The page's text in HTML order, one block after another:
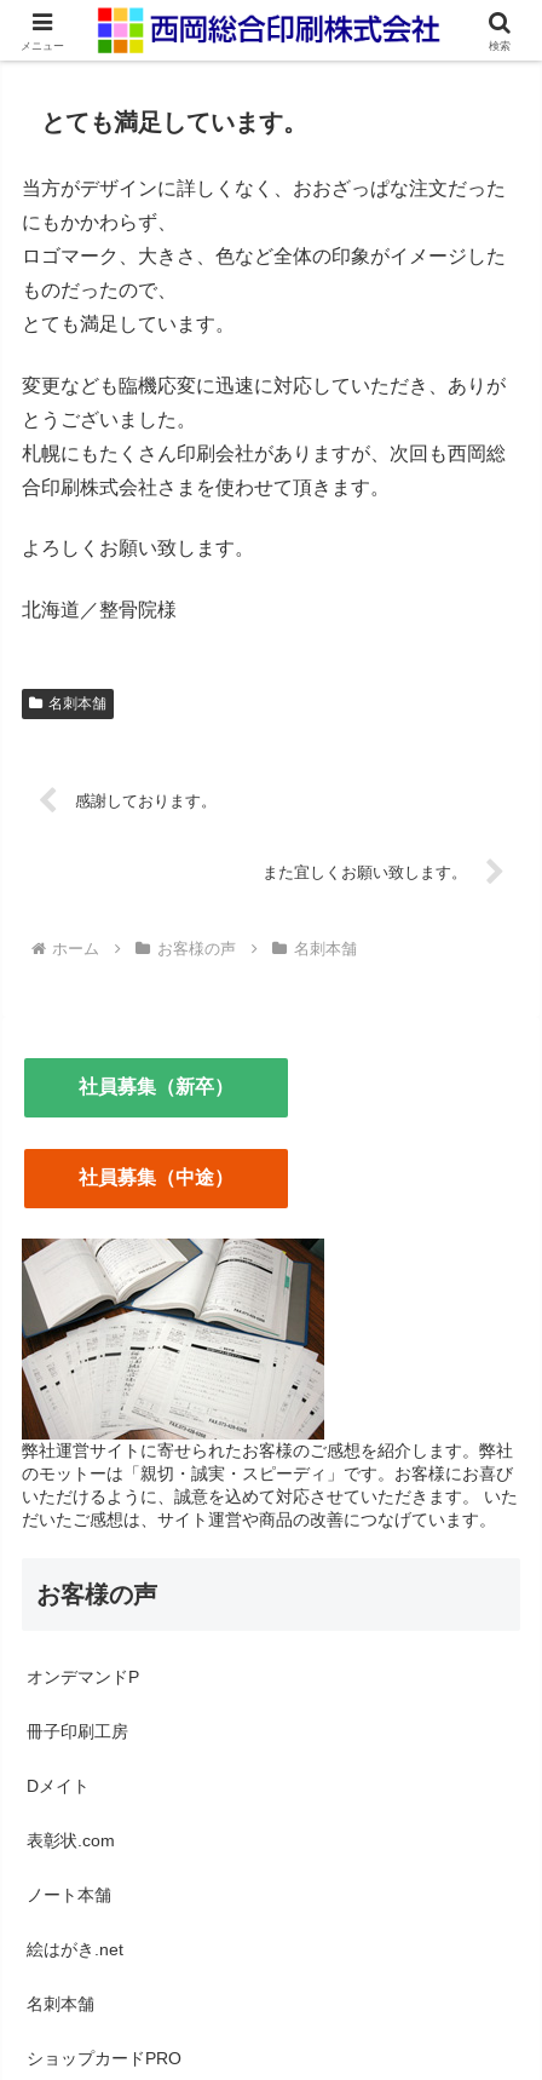
ネット印刷通販・オンデマンド印刷
とても満足しています。
当方がデザインに詳しくなく、おおざっぱな注文だった
にもかかわらず、
ロゴマーク、大きさ、色など全体の印象がイメージした
ものだったので、
とても満足しています。
変更なども臨機応変に迅速に対応していただき、ありが
とうございました。
札幌にもたくさん印刷会社がありますが、次回も西岡総
合印刷株式会社さまを使わせて頂きます。
よろしくお願い致します。
北海道／整骨院様
名刺本舗
感謝しております。
また宜しくお願い致します。
ホーム お客様の声 名刺本舗
社員募集（新卒）
社員募集（中途）
弊社運営サイトに寄せられたお客様のご感想を紹介します。弊社
のモットーは「親切・誠実・スピーディ」です。お客様にお喜び
いただけるように、誠意を込めて対応させていただきます。 いた
だいたご感想は、サイト運営や商品の改善につなげています。
お客様の声
オンデマンドP
冊子印刷工房
Dメイト
表彰状.com
ノート本舗
絵はがき.net
名刺本舗
ショップカードPRO
メニュー 検索